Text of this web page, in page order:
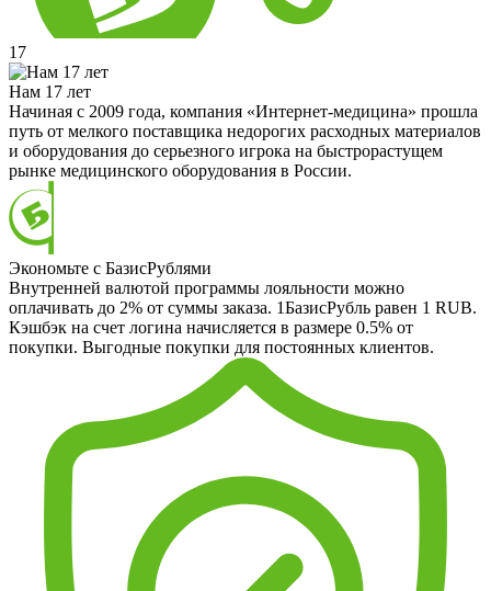
17
Нам 17 лет
Начиная с 2009 года, компания «Интернет-медицина» прошла
путь от мелкого поставщика недорогих расходных материалов
и оборудования до серьезного игрока на быстрорастущем
рынке медицинского оборудования в России.
Экономьте с БазисРублями
Внутренней валютой программы лояльности можно
оплачивать до 2% от суммы заказа. 1БазисРубль равен 1 RUB.
Кэшбэк на счет логина начисляется в размере 0.5% от
покупки. Выгодные покупки для постоянных клиентов.